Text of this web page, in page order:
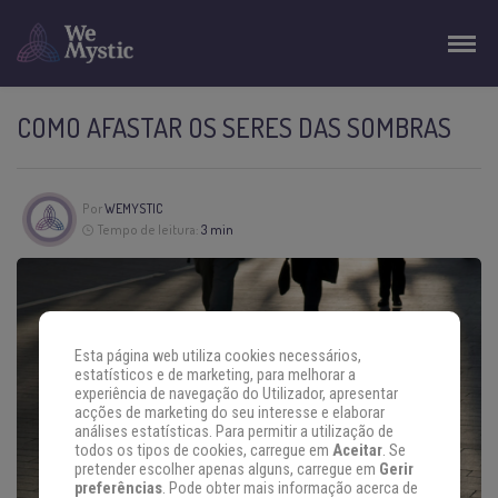
COMO AFASTAR OS SERES DAS SOMBRAS
PorWEMYSTIC
Tempo de leitura: 3 min
Esta página web utiliza cookies necessários,
estatísticos e de marketing, para melhorar a
experiência de navegação do Utilizador, apresentar
acções de marketing do seu interesse e elaborar
análises estatísticas. Para permitir a utilização de
todos os tipos de cookies, carregue em Aceitar. Se
pretender escolher apenas alguns, carregue em Gerir
preferências. Pode obter mais informação acerca de